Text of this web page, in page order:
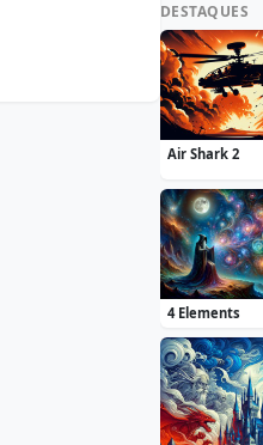
DESTAQUES
Air Shark 2
4 Elements